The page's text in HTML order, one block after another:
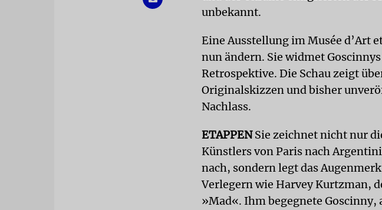
unbekannt.
Eine Ausstellung im Musée d’Art
nun ändern. Sie widmet
Retrospektive. Die Schau zeigt
Originalskizzen und bisher
Nachlass.
ETAPPENSie zeichnet nicht nur
Künstlers von Paris nach
nach, sondern legt das
Verlegern wie Harvey Kurtzman,
»Mad«. Ihm begegnete Goscinny,